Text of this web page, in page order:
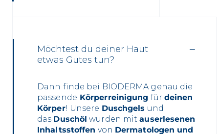
Möchtest du deiner Haut
etwas Gutes tun?
Dann finde bei BIODERMA genau die
passende Körperreinigung für deinen
Körper! Unsere Duschgels und
das Duschöl wurden mitauserlesenen
Inhaltsstoffen von Dermatologen und